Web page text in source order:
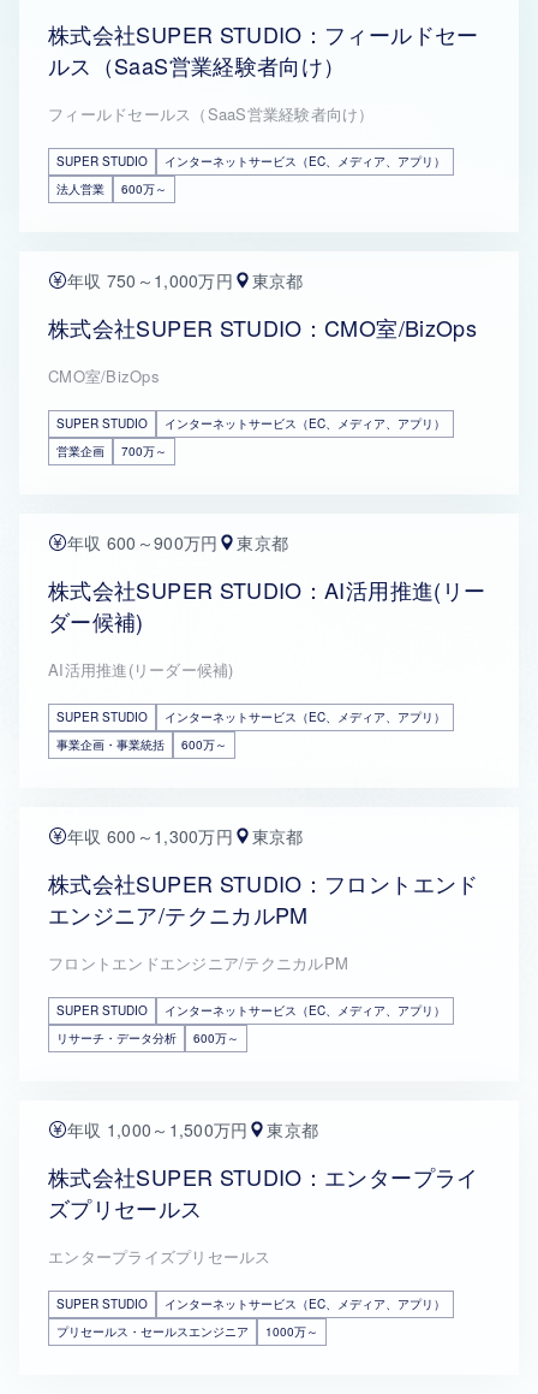
株式会社SUPER STUDIO：フィールドセー
ルス（SaaS営業経験者向け）
フィールドセールス（SaaS営業経験者向け）
SUPER STUDIO
インターネットサービス（EC、メディア、アプリ）
法人営業
600万～
年収 750～1,000万円 東京都
株式会社SUPER STUDIO：CMO室/BizOps
CMO室/BizOps
SUPER STUDIO
インターネットサービス（EC、メディア、アプリ）
営業企画
700万～
年収 600～900万円 東京都
株式会社SUPER STUDIO：AI活用推進(リー
ダー候補)
AI活用推進(リーダー候補)
SUPER STUDIO
インターネットサービス（EC、メディア、アプリ）
事業企画・事業統括
600万～
年収 600～1,300万円 東京都
株式会社SUPER STUDIO：フロントエンド
エンジニア/テクニカルPM
フロントエンドエンジニア/テクニカルPM
SUPER STUDIO
インターネットサービス（EC、メディア、アプリ）
リサーチ・データ分析
600万～
年収 1,000～1,500万円 東京都
株式会社SUPER STUDIO：エンタープライ
ズプリセールス
エンタープライズプリセールス
SUPER STUDIO
インターネットサービス（EC、メディア、アプリ）
プリセールス・セールスエンジニア
1000万～